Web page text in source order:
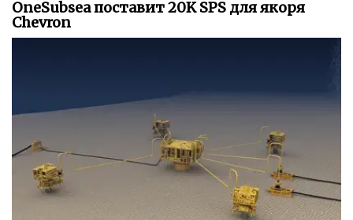
OneSubsea поставит 20K SPS для якоря
Chevron